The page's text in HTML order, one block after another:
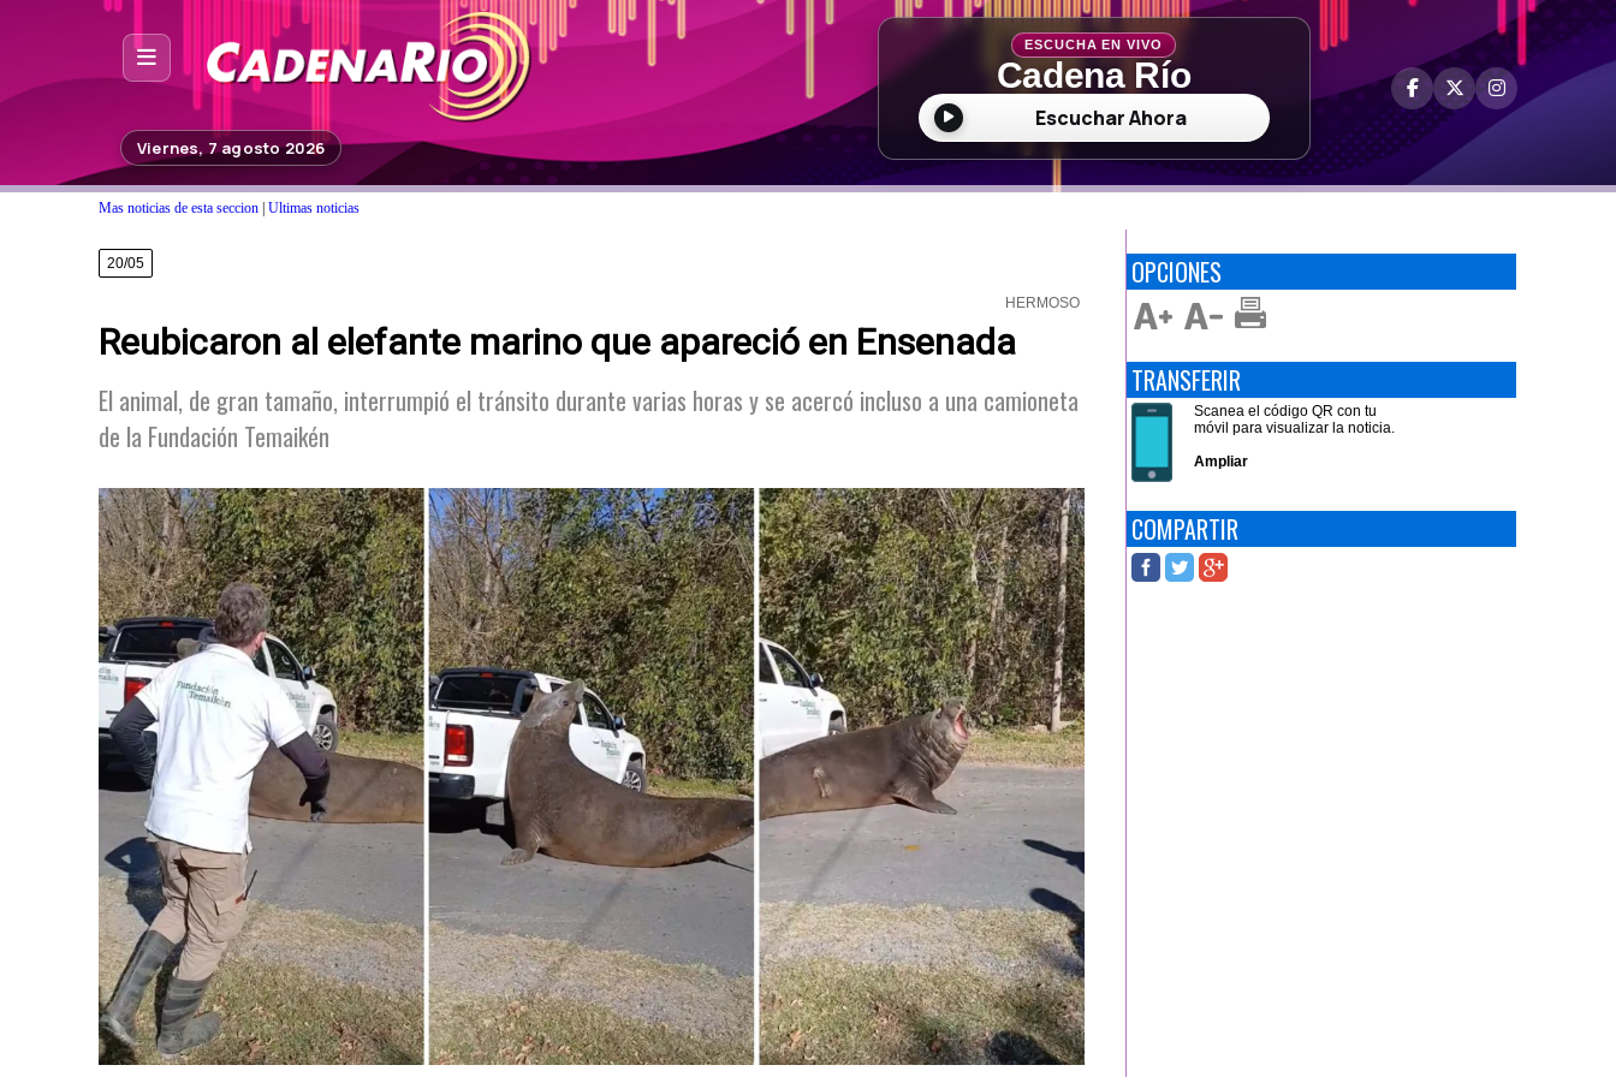
Noticias
Fuera de Foco
Programación
Contacto
Viernes, 7 agosto 2026
ESCUCHA EN VIVO
Cadena Río
Escuchar Ahora
Mas noticias de esta seccion Ultimas noticias
20/05
HERMOSO
Reubicaron al elefante marino que apareció en Ensenada
El animal, de gran tamaño, interrumpió el tránsito durante varias horas y se acercó incluso a una camioneta
de la Fundación Temaikén
OPCIONES
TRANSFERIR
Scanea el código QR con tu
móvil para visualizar la noticia.
Ampliar
COMPARTIR